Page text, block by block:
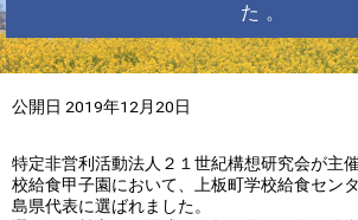
た。
公開日 2019年12月20日
特定非営利活動法人２１世紀構想研究会が主
校給食甲子園において、上板町学校給食セン
島県代表に選ばれました。